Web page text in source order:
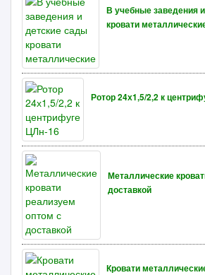
В учебные заведения
кровати
Ротор 24х1,5/2,2 к
Металлические
доставкой
Кровати